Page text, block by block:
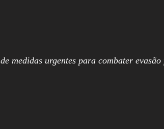
medidas urgentes para combater